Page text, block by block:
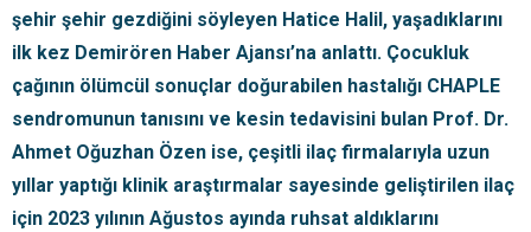
şehir şehir gezdiğini söyleyen Hatice Halil, yaşadıklarını
ilk kez Demirören Haber Ajansı’na anlattı. Çocukluk
çağının ölümcül sonuçlar doğurabilen hastalığı CHAPLE
sendromunun tanısını ve kesin tedavisini bulan Prof. Dr.
Ahmet Oğuzhan Özen ise, çeşitli ilaç firmalarıyla uzun
yıllar yaptığı klinik araştırmalar sayesinde geliştirilen ilaç
için 2023 yılının Ağustos ayında ruhsat aldıklarını